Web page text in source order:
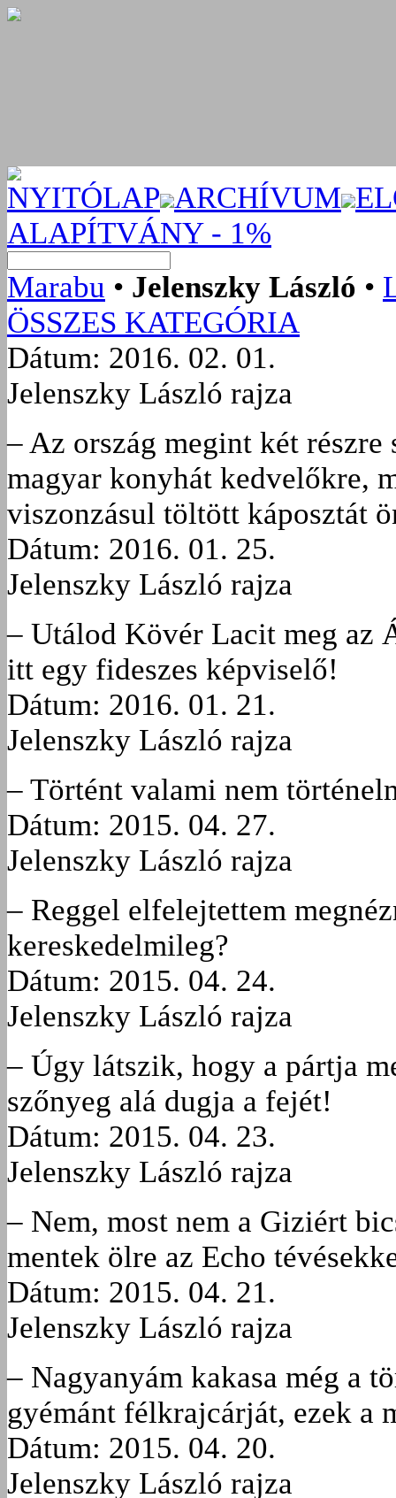
NYITÓLAP ARCHÍVUM
ALAPÍTVÁNY - 1%
Marabu • Jelenszky László •
ÖSSZES KATEGÓRIA
Dátum: 2016. 02. 01.
Jelenszky László rajza
– Az ország megint két
magyar konyhát kedvelőkre,
viszonzásul töltött káposztát
Dátum: 2016. 01. 25.
Jelenszky László rajza
– Utálod Kövér Lacit meg az
itt egy fideszes képviselő!
Dátum: 2016. 01. 21.
Jelenszky László rajza
– Történt valami nem
Dátum: 2015. 04. 27.
Jelenszky László rajza
– Reggel elfelejtettem
kereskedelmileg?
Dátum: 2015. 04. 24.
Jelenszky László rajza
– Úgy látszik, hogy a pártja
szőnyeg alá dugja a fejét!
Dátum: 2015. 04. 23.
Jelenszky László rajza
– Nem, most nem a Giziért
mentek ölre az Echo
Dátum: 2015. 04. 21.
Jelenszky László rajza
– Nagyanyám kakasa még a
gyémánt félkrajcárját, ezek a
Dátum: 2015. 04. 20.
Jelenszky László rajza